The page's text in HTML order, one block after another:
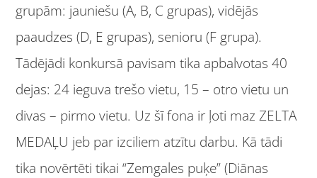
grupām: jauniešu (A, B, C grupas), vidējās
paaudzes (D, E grupas), senioru (F grupa).
Tādējādi konkursā pavisam tika apbalvotas 40
dejas: 24 ieguva trešo vietu, 15 – otro vietu un
divas – pirmo vietu. Uz šī fona ir ļoti maz ZELTA
MEDAĻU jeb par izciliem atzītu darbu. Kā tādi
tika novērtēti tikai “Zemgales puķe” (Diānas